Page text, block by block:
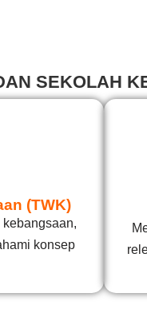
SEKOLAH
(TWK)
konsep